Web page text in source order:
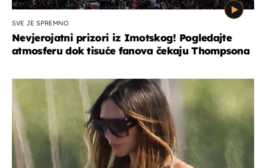
SVE JE SPREMNO
Nevjerojatni prizori iz Imotskog! Pogledajte
atmosferu dok tisuće fanova čekaju Thompsona